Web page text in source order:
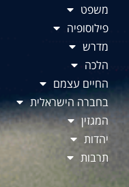
משפט
פילוסופיה
מדרש
הלכה
החיים עצמם
בחברה הישראלית
המגזין
יהדות
תרבות